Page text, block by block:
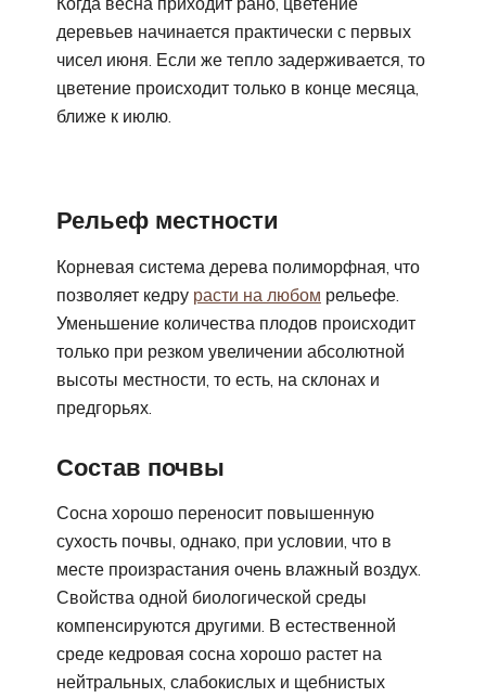
деревьев начинается практически с первых
чисел июня. Если же тепло задерживается, то
цветение происходит только в конце месяца,
ближе к июлю.
Рельеф местности
Корневая система дерева полиморфная, что
позволяет кедру расти на любом рельефе.
Уменьшение количества плодов происходит
только при резком увеличении абсолютной
высоты местности, то есть, на склонах и
предгорьях.
Состав почвы
Сосна хорошо переносит повышенную
сухость почвы, однако, при условии, что в
месте произрастания очень влажный воздух.
Свойства одной биологической среды
компенсируются другими. В естественной
среде кедровая сосна хорошо растет на
нейтральных, слабокислых и щебнистых